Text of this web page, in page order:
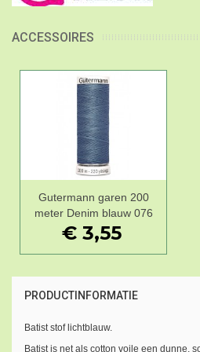
ACCESSOIRES
Gutermann garen 200
meter Denim blauw 076
€ 3,55
PRODUCTINFORMATIE
Batist stof lichtblauw.
Batist is net als cotton voile een dunne,